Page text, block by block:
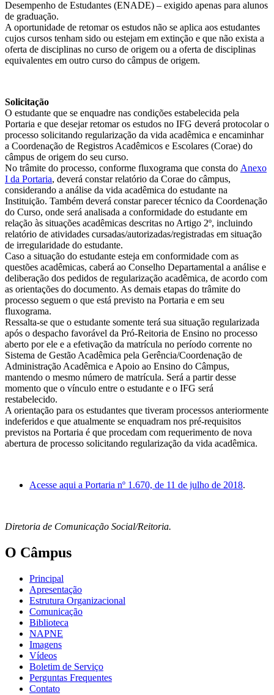
Desempenho de Estudantes (ENADE) – exigido apenas para alunos
de graduação.
A oportunidade de retomar os estudos não se aplica aos estudantes
cujos cursos tenham sido ou estejam em extinção e que não exista a
oferta de disciplinas no curso de origem ou a oferta de disciplinas
equivalentes em outro curso do câmpus de origem.
Solicitação
O estudante que se enquadre nas condições estabelecida pela
Portaria e que desejar retomar os estudos no IFG deverá protocolar o
processo solicitando regularização da vida acadêmica e encaminhar
a Coordenação de Registros Acadêmicos e Escolares (Corae) do
câmpus de origem do seu curso.
No trâmite do processo, conforme fluxograma que consta do Anexo
I da Portaria, deverá constar relatório da Corae do câmpus,
considerando a análise da vida acadêmica do estudante na
Instituição. Também deverá constar parecer técnico da Coordenação
do Curso, onde será analisada a conformidade do estudante em
relação às situações acadêmicas descritas no Artigo 2º, incluindo
relatório de atividades cursadas/autorizadas/registradas em situação
de irregularidade do estudante.
Caso a situação do estudante esteja em conformidade com as
questões acadêmicas, caberá ao Conselho Departamental a análise e
deliberação dos pedidos de regularização acadêmica, de acordo com
as orientações do documento. As demais etapas do trâmite do
processo seguem o que está previsto na Portaria e em seu
fluxograma.
Ressalta-se que o estudante somente terá sua situação regularizada
após o despacho favorável da Pró-Reitoria de Ensino no processo
aberto por ele e a efetivação da matrícula no período corrente no
Sistema de Gestão Acadêmica pela Gerência/Coordenação de
Administração Acadêmica e Apoio ao Ensino do Câmpus,
mantendo o mesmo número de matrícula. Será a partir desse
momento que o vínculo entre o estudante e o IFG será
restabelecido.
A orientação para os estudantes que tiveram processos anteriormente
indeferidos e que atualmente se enquadram nos pré-requisitos
previstos na Portaria é que procedam com requerimento de nova
abertura de processo solicitando regularização da vida acadêmica.
Acesse aqui a Portaria nº 1.670, de 11 de julho de 2018.
Diretoria de Comunicação Social/Reitoria.
O Câmpus
Principal
Apresentação
Estrutura Organizacional
Comunicação
Biblioteca
NAPNE
Imagens
Vídeos
Boletim de Serviço
Perguntas Frequentes
Contato